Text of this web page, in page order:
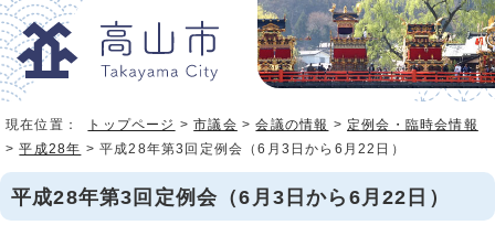
現在位置： トップページ >市議会 >会議の情報 > 定例会・臨時会情報
>平成28年 > 平成28年第3回定例会（6月3日から6月22日）
平成28年第3回定例会（6月3日から6月22日）